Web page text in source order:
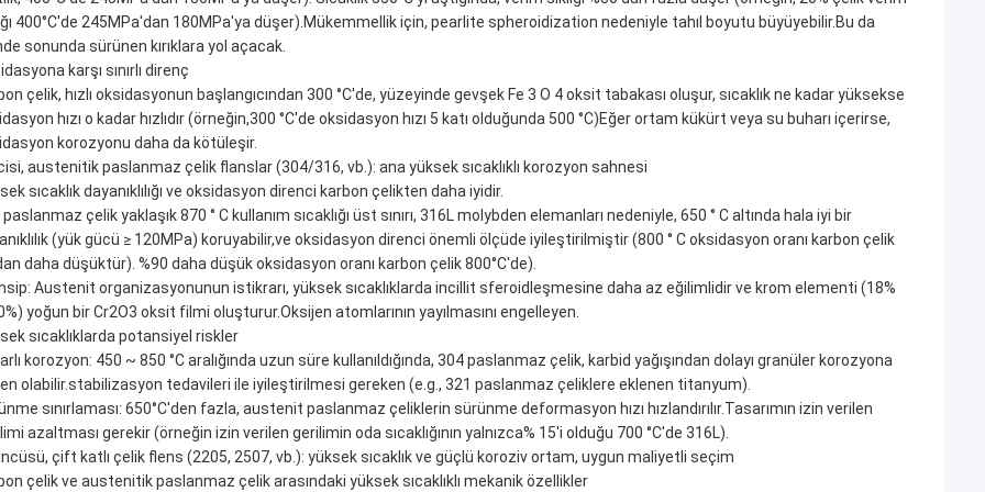
400°C'de 245MPa'dan 180MPa'ya düşer).Mükemmellik için, pearlite spheroidization nedeniyle tahıl boyutu büyüyebilir.Bu da
sonunda sürünen kırıklara yol açacak.
karşı sınırlı direnç
çelik, hızlı oksidasyonun başlangıcından 300 °C'de, yüzeyinde gevşek Fe 3 O 4 oksit tabakası oluşur, sıcaklık ne kadar yüksekse
hızı o kadar hızlıdır (örneğin,300 °C'de oksidasyon hızı 5 katı olduğunda 500 °C)Eğer ortam kükürt veya su buharı içerirse,
korozyonu daha da kötüleşir.
austenitik paslanmaz çelik flanslar (304/316, vb.): ana yüksek sıcaklıklı korozyon sahnesi
sıcaklık dayanıklılığı ve oksidasyon direnci karbon çelikten daha iyidir.
çelik yaklaşık 870 ° C kullanım sıcaklığı üst sınırı, 316L molybden elemanları nedeniyle, 650 ° C altında hala iyi bir
(yük gücü ≥ 120MPa) koruyabilir,ve oksidasyon direnci önemli ölçüde iyileştirilmiştir (800 ° C oksidasyon oranı karbon çelik
daha düşüktür). %90 daha düşük oksidasyon oranı karbon çelik 800°C'de).
Austenit organizasyonunun istikrarı, yüksek sıcaklıklarda incillit sferoidleşmesine daha az eğilimlidir ve krom elementi (18%
yoğun bir Cr2O3 oksit filmi oluşturur.Oksijen atomlarının yayılmasını engelleyen.
sıcaklıklarda potansiyel riskler
korozyon: 450 ~ 850 °C aralığında uzun süre kullanıldığında, 304 paslanmaz çelik, karbid yağışından dolayı granüler korozyona
olabilir.stabilizasyon tedavileri ile iyileştirilmesi gereken (e.g., 321 paslanmaz çeliklere eklenen titanyum).
sınırlaması: 650°C'den fazla, austenit paslanmaz çeliklerin sürünme deformasyon hızı hızlandırılır.Tasarımın izin verilen
azaltması gerekir (örneğin izin verilen gerilimin oda sıcaklığının yalnızca% 15'i olduğu 700 °C'de 316L).
çift katlı çelik flens (2205, 2507, vb.): yüksek sıcaklık ve güçlü koroziv ortam, uygun maliyetli seçim
çelik ve austenitik paslanmaz çelik arasındaki yüksek sıcaklıklı mekanik özellikler